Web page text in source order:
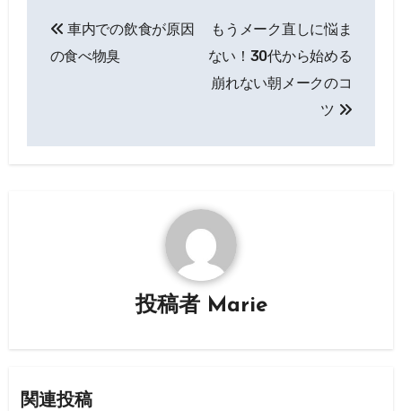
稿
ゲ
車内での飲食が原因
の食べ物臭
もうメーク直しに悩ま
ない！30代から始める
崩れない朝メークのコ
ツ
投稿者 Marie
関連投稿